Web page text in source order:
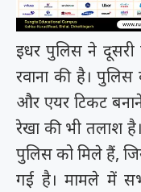
इधर पुलिस ने दूसरी
रवाना की है।
और एयर टिकट
रेखा की भी तलाश
पुलिस को मिले हैं,
गई है। मामले में